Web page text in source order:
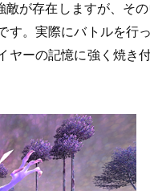
が存在しますが、そ
す。実際にバトルを行
ーの記憶に強く焼き付